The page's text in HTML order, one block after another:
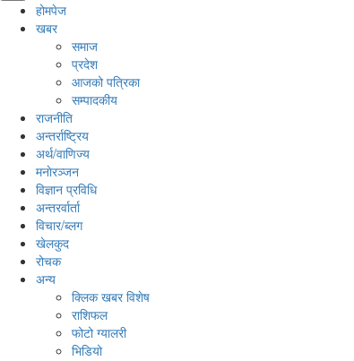
होमपेज
खबर
समाज
प्रदेश
आजको पत्रिका
सम्पादकीय
राजनीति
अन्तर्राष्ट्रिय
अर्थ/वाणिज्य
मनाेरञ्जन
विज्ञान प्रविधि
अन्तरर्वार्ता
विचार/ब्लग
खेलकुद
रोचक
अन्य
क्लिक खबर विशेष
राशिफल
फोटो ग्यालरी
भिडियो